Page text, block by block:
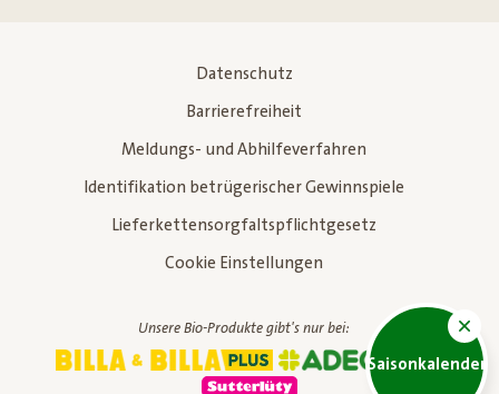
Saisonkalender
Datenschutz
Barrierefreiheit
Meldungs- und Abhilfeverfahren
Identifikation betrügerischer Gewinnspiele
Lieferkettensorgfaltspflichtgesetz
Cookie Einstellungen
Unsere Bio-Produkte gibt's nur bei: